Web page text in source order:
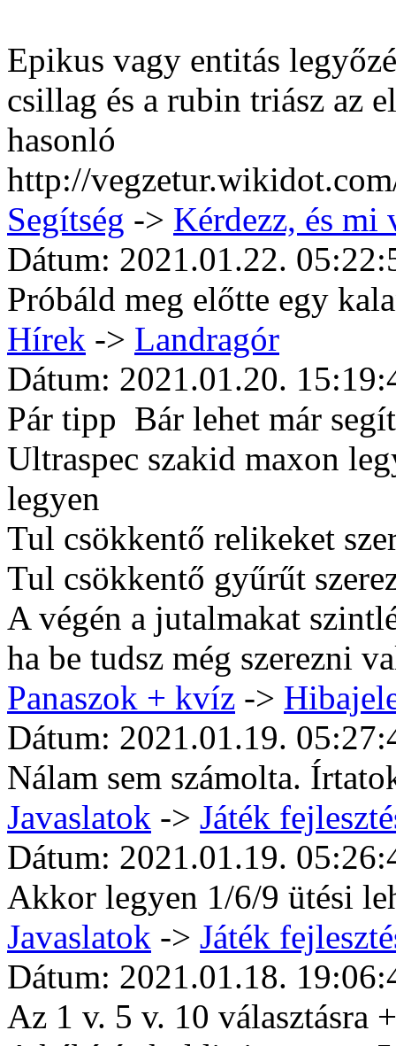
Epikus vagy entitás
csillag és a rubin triász az
hasonló
http://
Segítség -> Kérdezz, és mi
Dátum: 2021.01.22.
Próbáld meg előtte egy
Hí­rek -> Landragór
Dátum: 2021.01.20.
Pár tipp Bár lehet már
Ultraspec szakid maxon
legyen
Tul csökkentő relikeket
Tul csökkentő gyűrűt
A végén a jutalmakat
ha be tudsz még szerezni
Panaszok + kvíz ->
Dátum: 2021.01.19.
Nálam sem számolta.
Javaslatok -> Játék
Dátum: 2021.01.19.
Akkor legyen 1/6/9 ütési
Javaslatok -> Játék
Dátum: 2021.01.18.
Az 1 v. 5 v. 10 választásra